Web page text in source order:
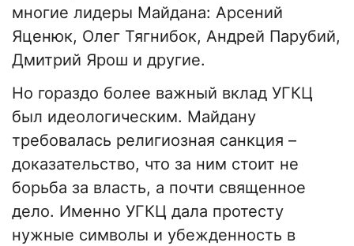
многие лидеры Майдана: Арсений
Яценюк, Олег Тягнибок, Андрей Парубий,
Дмитрий Ярош и другие.
Но гораздо более важный вклад УГКЦ
был идеологическим. Майдану
требовалась религиозная санкция –
доказательство, что за ним стоит не
борьба за власть, а почти священное
дело. Именно УГКЦ дала протесту
нужные символы и убежденность в